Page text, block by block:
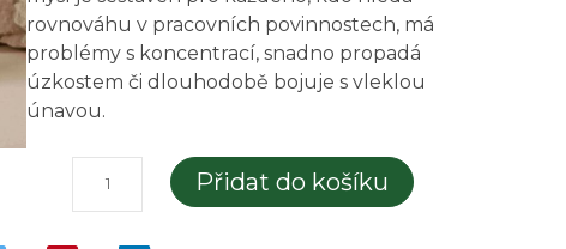
rovnováhu v pracovních povinnostech, má
problémy s koncentrací, snadno propadá
úzkostem či dlouhodobě bojuje s vleklou
únavou.
Přidat do košíku